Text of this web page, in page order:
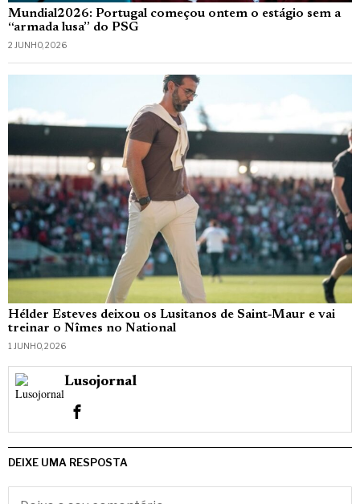
Mundial2026: Portugal começou ontem o estágio sem a
“armada lusa” do PSG
2 JUNHO, 2026
Hélder Esteves deixou os Lusitanos de Saint‑Maur e vai
treinar o Nîmes no National
1 JUNHO, 2026
Lusojornal
DEIXE UMA RESPOSTA